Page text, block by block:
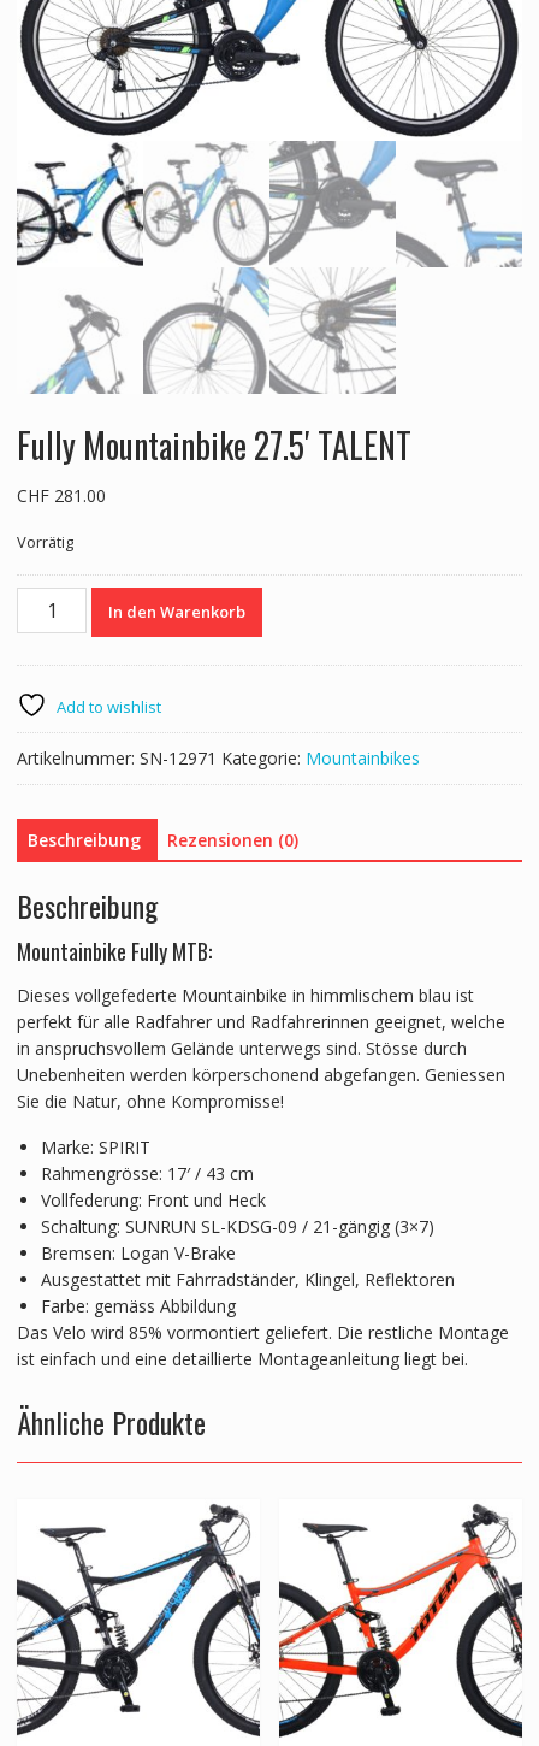
Fully Mountainbike 27.5′ TALENT
CHF281.00
Vorrätig
Fully
Menge
In den Warenkorb
Add to wishlist
Artikelnummer: SN-12971 Kategorie: Mountainbikes
Beschreibung Rezensionen (0)
Beschreibung
Mountainbike Fully MTB:
Dieses vollgefederte Mountainbike in himmlischem blau ist
perfekt für alle Radfahrer und Radfahrerinnen geeignet, welche
in anspruchsvollem Gelände unterwegs sind. Stösse durch
Unebenheiten werden körperschonend abgefangen. Geniessen
Sie die Natur, ohne Kompromisse!
Marke: SPIRIT
Rahmengrösse: 17′ / 43 cm
Vollfederung: Front und Heck
Schaltung: SUNRUN SL-KDSG-09 / 21-gängig (3×7)
Bremsen: Logan V-Brake
Ausgestattet mit Fahrradständer, Klingel, Reflektoren
Farbe: gemäss Abbildung
Das Velo wird 85% vormontiert geliefert. Die restliche Montage
ist einfach und eine detaillierte Montageanleitung liegt bei.
Ähnliche Produkte